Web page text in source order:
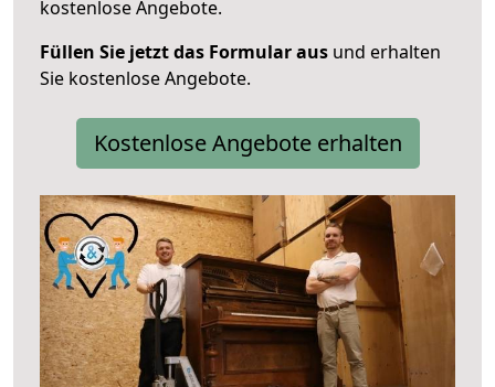
kostenlose Angebote.
Füllen Sie jetzt das Formular aus und erhalten
Sie kostenlose Angebote.
Kostenlose Angebote erhalten